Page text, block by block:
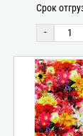
Срок
-